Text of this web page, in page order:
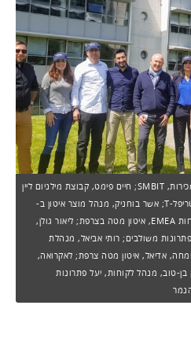
מימין: שלומי פליוטקל, סמנכ"ל שיווק ומכירות, SMBIT; חיים פימט, קבוצת מילניום ליין
פתרונות תקשורת; אילן בר-דוד, יועץ, טריפל-T; אשר בוחניק, מנהל מוצר איטון ב-
CMS; פול די-טואל, מנהלת אירועי לקוחות EMEA, איטון מטה בצרפת; ליאור גולן,
משולבים; רותי אביאל, מנהלת
אדיאל, איטון מטה צרפת; לאקרואה,
טוב, מנהל לקוחות, יעל פתרונות